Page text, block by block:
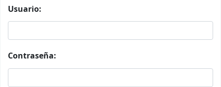
Usuario:
Contraseña: